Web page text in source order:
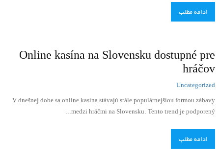
ادامه مطلب
Online kasína na Slovensku dostupné pre
hráčov
Uncategorized
V dnešnej dobe sa online kasína stávajú stále populárnejšíou formou zábavy
medzi hráčmi na Slovensku. Tento trend je podporený...
ادامه مطلب